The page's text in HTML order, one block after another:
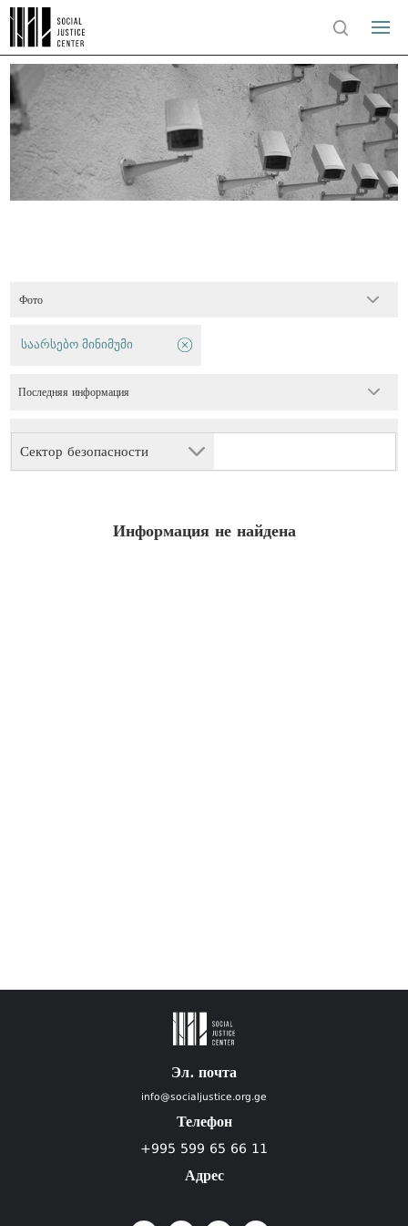
Фото
Сектор безопасности
საარსებო მინიმუმი
Последняя информация
Информация не найдена
Эл. почта
info@socialjustice.org.ge
Телефон
+995 599 65 66 11
Адрес